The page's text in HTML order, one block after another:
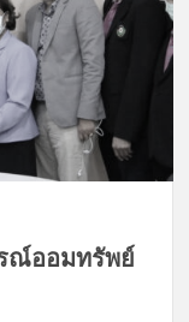
ณ์ออมทรัพย์